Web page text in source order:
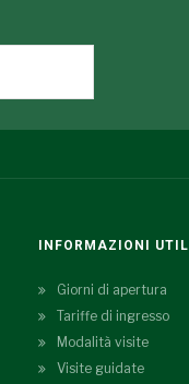
INFORMAZIONI UTILI
Giorni di apertura
Tariffe di ingresso
Modalità visite
Visite guidate